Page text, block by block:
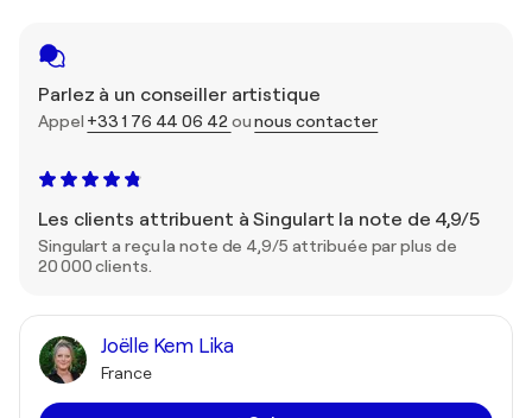
Parlez à un conseiller artistique
Appel +33 1 76 44 06 42ounous contacter
Les clients attribuent à Singulart la note de 4,9/5
Singulart a reçu la note de 4,9/5 attribuée par plus de
20 000 clients.
Joëlle Kem Lika
France